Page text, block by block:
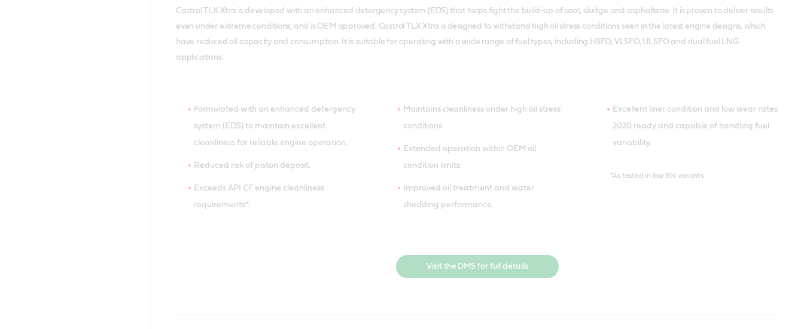
Castrol TLX Xtra is developed with an enhanced detergency system (EDS) that helps fight the build-up of soot, sludge and asphaltene. It is proven to deliver results
even under extreme conditions, and is OEM approved. Castrol TLX Xtra is designed to withstand high oil stress conditions seen in the latest engine designs, which
have reduced oil capacity and consumption. It is suitable for operating with a wide range of fuel types, including HSFO, VLSFO, ULSFO and dual fuel LNG
applications.
Formulated with an enhanced detergency
system (EDS) to maintain excellent
cleanliness for reliable engine operation.
Reduced risk of piston deposit.
Exceeds API CF engine cleanliness
requirements*.
Maintains cleanliness under high oil stress
conditions.
Extended operation within OEM oil
condition limits.
Improved oil treatment and water
shedding performance.
Excellent liner condition and low wear rates
2020 ready and capable of handling fuel
variability.
*As tested in low BN variants
Visit the DMS for full details